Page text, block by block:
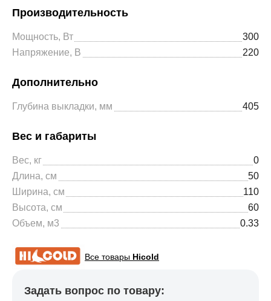
Производительность
Мощность, Вт
300
Напряжение, В
220
Дополнительно
Глубина выкладки, мм 405
Вес и габариты
Вес, кг
0
Длина, см
50
Ширина, см
110
Высота, см
60
Объем, м3
0.33
Все товары Hicold
Задать вопрос по товару: